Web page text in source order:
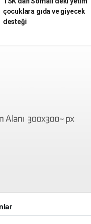
çocuklara gıda ve giyecek
desteği